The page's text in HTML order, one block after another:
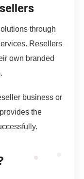
through
Resellers
own branded
business or
the